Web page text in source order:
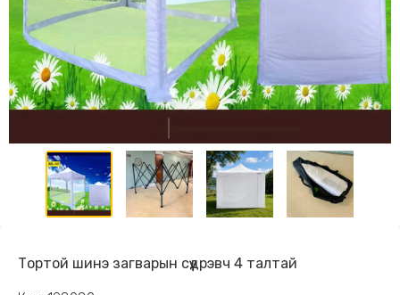
Тортой шинэ загварын сүүдрэвч 4 талтай